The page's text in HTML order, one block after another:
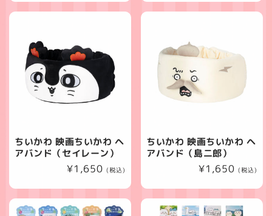
価
格
ちいかわ 映画ちいかわ ヘ
アバンド（セイレーン）
通
価
格
¥1,650 (税込)
ちいかわ 映画ちいかわ ヘ
アバンド（島二郎）
通
価
格
¥1,650 (税込)